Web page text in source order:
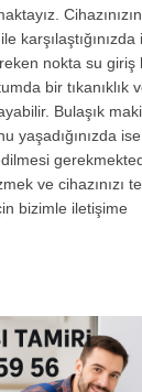
Cihazınızın
nokta su giriş
bir tıkanıklık
Bulaşık
yaşadığınızda
ve cihazınızı
bizimle iletişime